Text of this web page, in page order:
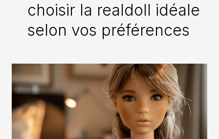
choisir la realdoll idéale
selon vos préférences